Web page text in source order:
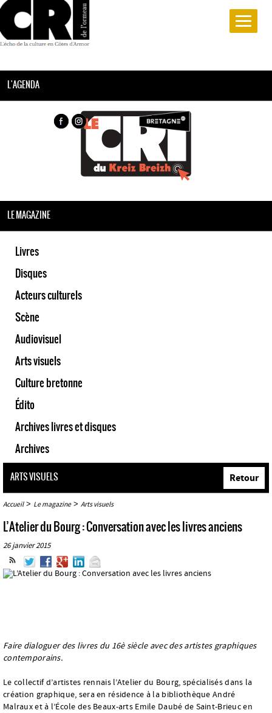
L'AGENDA
LE MAGAZINE
Livres
Disques
Acteurs culturels
Scène
Audiovisuel
Arts visuels
Culture bretonne
Édito
Archives livres et disques
Archives
ARTS VISUELS
Accueil> Le magazine> Arts visuels
Retour
L’Atelier du Bourg : Conversation avec les livres anciens
26 janvier 2015
Faire dialoguer des livres du 16è siècle avec des artistes graphiques
contemporains.
Le collectif d’artistes rennais l’Atelier du Bourg, spécialisés dans la
création graphique, sera en résidence à la bibliothèque André
Malraux et à l’École des Beaux-arts Emile Daubé de Saint-Brieuc en